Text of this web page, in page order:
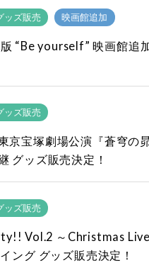
ッズ販売 映画館追加
“Be yourself” 映画館追
ッズ販売
宝塚劇場公演『蒼穹の
グッズ販売決定！
ッズ販売
Vol.2 ～Christmas
ング グッズ販売決定！